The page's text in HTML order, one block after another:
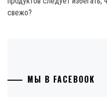
свежо?
МЫ В FACEBOOK